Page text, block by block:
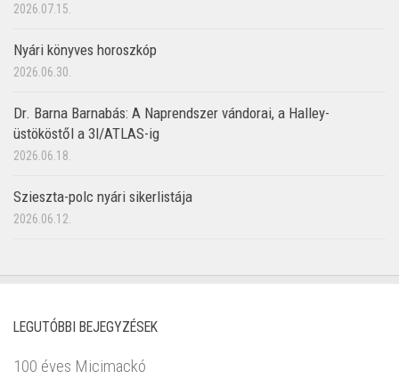
2026.07.15.
Nyári könyves horoszkóp
2026.06.30.
Dr. Barna Barnabás: A Naprendszer vándorai, a Halley-
üstököstől a 3I/ATLAS-ig
2026.06.18.
Szieszta-polc nyári sikerlistája
2026.06.12.
LEGUTÓBBI BEJEGYZÉSEK
100 éves Micimackó